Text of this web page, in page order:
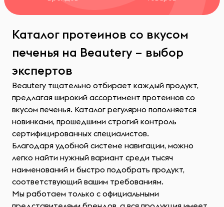
Каталог протеинов со вкусом
печенья на Beautery – выбор
экспертов
Beautery тщательно отбирает каждый продукт,
предлагая широкий ассортимент протеинов со
вкусом печенья. Каталог регулярно пополняется
новинками, прошедшими строгий контроль
сертифицированных специалистов.
Благодаря удобной системе навигации, можно
легко найти нужный вариант среди тысяч
наименований и быстро подобрать продукт,
соответствующий вашим требованиям.
Мы работаем только с официальными